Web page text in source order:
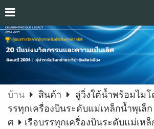
บ้าน สินค้า ลู่วิ่งใต้น้ำพร้อมไมโ
รรทุกเครื่องบินระดับแม่เหล็กน้ำพุเล็
ศ
เรือบรรทุกเครื่องบินระดับแม่เห